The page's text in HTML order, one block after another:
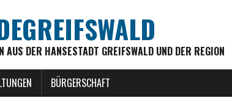
AUS DER HANSESTADT GREIFSWALD UND DER REGION
BÜRGERSCHAFT